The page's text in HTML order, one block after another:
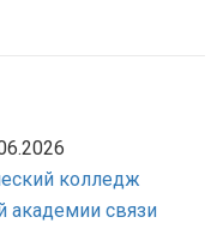
колледж
академии связи